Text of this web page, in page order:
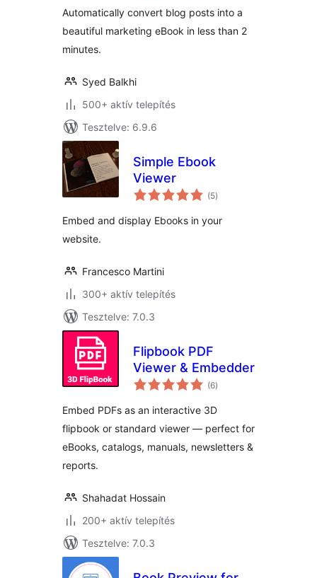
Automatically convert blog posts into a
beautiful marketing eBook in less than 2
minutes.
Syed Balkhi
500+ aktív telepítés
Tesztelve: 6.9.6
Simple Ebook
Viewer
(5értékelés
összesen
)
Embed and display Ebooks in your
website.
Francesco Martini
300+ aktív telepítés
Tesztelve: 7.0.3
Flipbook PDF
Viewer & Embedder
(6értékelés
összesen
)
Embed PDFs as an interactive 3D
flipbook or standard viewer — perfect for
eBooks, catalogs, manuals, newsletters &
reports.
Shahadat Hossain
200+ aktív telepítés
Tesztelve: 7.0.3